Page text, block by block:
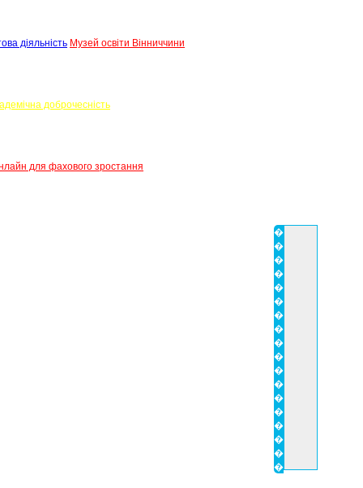
діяльність Музей освіти Вінниччини
доброчесність
для фахового зростання
�
�
�
�
�
�
�
�
�
�
�
�
�
�
�
�
�
�